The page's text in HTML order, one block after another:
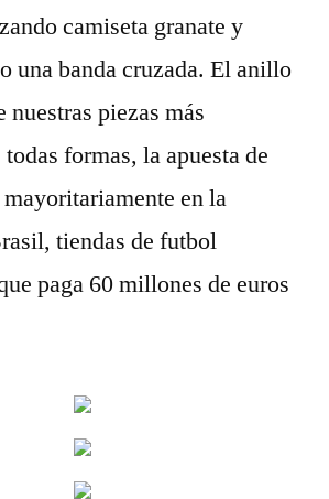
camiseta granate y
una banda cruzada. El anillo
nuestras piezas más
formas, la apuesta de
en la
tiendas de futbol
paga 60 millones de euros